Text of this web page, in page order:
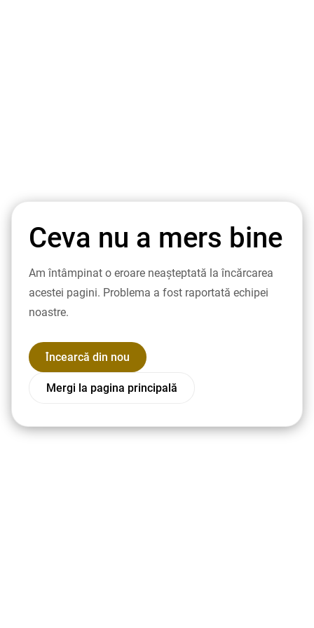
Ceva nu a mers bine
Am întâmpinat o eroare neașteptată la încărcarea
acestei pagini. Problema a fost raportată echipei
noastre.
Încearcă din nou
Mergi la pagina principală